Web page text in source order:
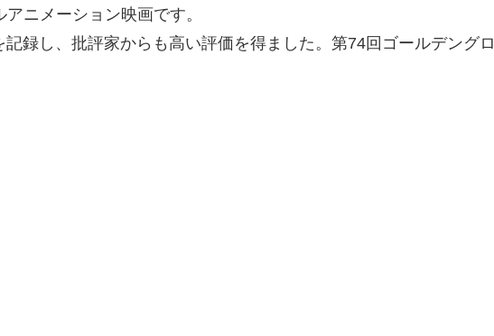
ニメーション映画です。
録し、批評家からも高い評価を得ました。第74回ゴールデングロ